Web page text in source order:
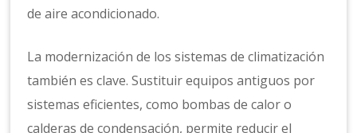
de aire acondicionado.
La modernización de los sistemas de climatización
también es clave. Sustituir equipos antiguos por
sistemas eficientes, como bombas de calor o
calderas de condensación, permite reducir el